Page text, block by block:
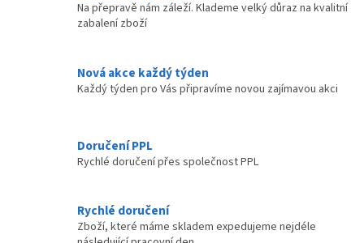
Na přepravě nám záleží. Klademe velký důraz na kvalitní
zabalení zboží
Nová akce každý týden
Každý týden pro Vás připravíme novou zajímavou akci
Doručení PPL
Rychlé doručení přes společnost PPL
Rychlé doručení
Zboží, které máme skladem expedujeme nejdéle